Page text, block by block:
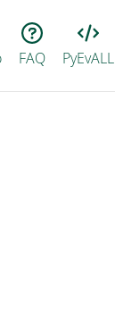
FAQ PyEvALL